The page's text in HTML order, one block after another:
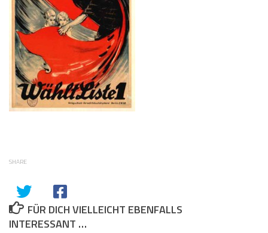
SHARE
FÜR DICH VIELLEICHT EBENFALLS
INTERESSANT …